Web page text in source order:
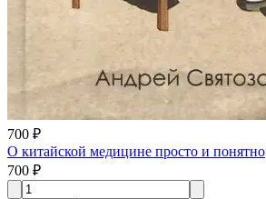
700 ₽
О китайской медицине просто и понятно
700 ₽